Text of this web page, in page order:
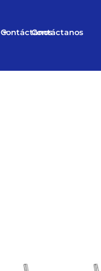
ContáctanosContáctanos